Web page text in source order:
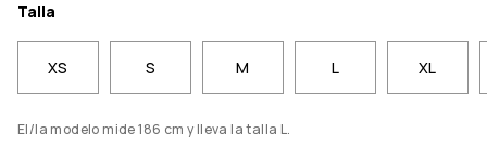
Talla
XS S M L XL
El/la modelo mide 186 cm y lleva la talla L.